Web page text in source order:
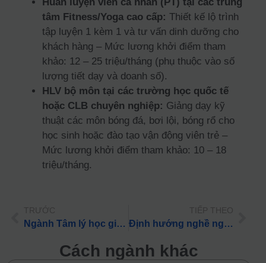
tâm Fitness/Yoga cao cấp: Thiết kế lộ trình
tập luyện 1 kèm 1 và tư vấn dinh dưỡng cho
khách hàng – Mức lương khởi điểm tham
khảo: 12 – 25 triệu/tháng (phụ thuộc vào số
lượng tiết dạy và doanh số).
HLV bộ môn tại các trường học quốc tế
hoặc CLB chuyên nghiệp: Giảng dạy kỹ
thuật các môn bóng đá, bơi lội, bóng rổ cho
học sinh hoặc đào tạo vận động viên trẻ –
Mức lương khởi điểm tham khảo: 10 – 18
triệu/tháng.
Ngành Tâm lý học giáo dục thi khối nào? Cập nhật phương án tuyển sinh 2026 Định hướng nghề nghiệp: Ngành Quản lý thể dục thể thao – Mức lương và lộ trình học
Cách ngành khác